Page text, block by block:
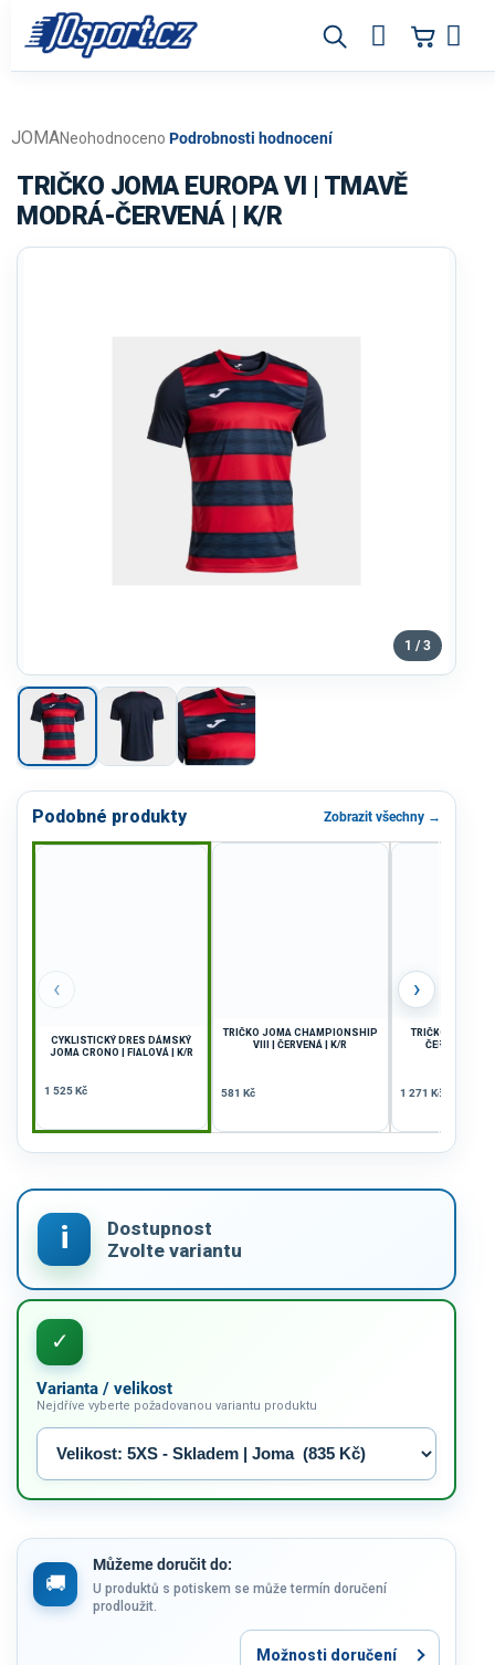
obsah
Průměrné
produktu
je
0,0
Neohodnoceno Podrobnosti hodnocení
JOMA
TRIČKO JOMA EUROPA VI | TMAVĚ
MODRÁ-ČERVENÁ | K/R
1 / 3
Podobné produkty Zobrazit všechny →
‹
CYKLISTICKÝ DRES DÁMSKÝ
JOMA CRONO | FIALOVÁ | K/R
1 525 Kč
TRIČKO JOMA CHAMPIONSHIP
VIII | ČERVENÁ | K/R
581 Kč
TRIČKO JOMA
ČERVENÁ-
1 271 Kč
›
Varianta / velikost
Nejdříve vyberte požadovanou variantu produktu
Můžeme doručit do:
U produktů s potiskem se může termín doručení
prodloužit.
Možnosti doručení